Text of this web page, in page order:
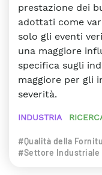
prestazione dei
adottati come
solo gli eventi
una maggiore
specifica sugli
maggiore per gli
severità.
INDUSTRIA
#Qualità della
#Settore Industriale